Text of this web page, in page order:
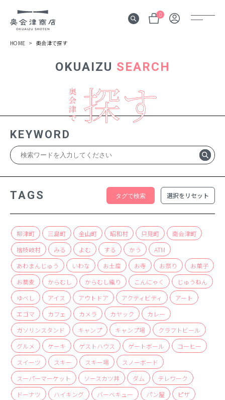
0
伝言板
みる
よむ
記事
する
体験
かう
商品
検索
ABOUT
相談窓口
アクセス
お問い合わせ
OKUAIZU SEARCH
HOME 奥会津で探す
KEYWORD
TAGS 選択をリセット
柳津町 三島町 金山町 昭和村 只見町
南会津町
檜枝岐村
みる よむ する かう
ATM
あわまんじゅう
いわな お土産 お寺 お祭り
お菓子
お蕎麦
からむし からむし織り こんにゃく
じゅうねん
ゆべし
アイス アウトドア アクティビティ
アート
エゴマ
カフェ カメラ カヤック
カレー
ガソリンスタンド
キャンプ キャンプ場
クラフトビール
グルメ
ケーキ ゲストハウス ゲートボール
コーヒー
スイーツ
スキー スキー場
スノーボード
スーパーマーケット
ソースカツ丼 ダム
テレワーク
ドーナツ
ハイキング バーベキュー パン屋
ピザ